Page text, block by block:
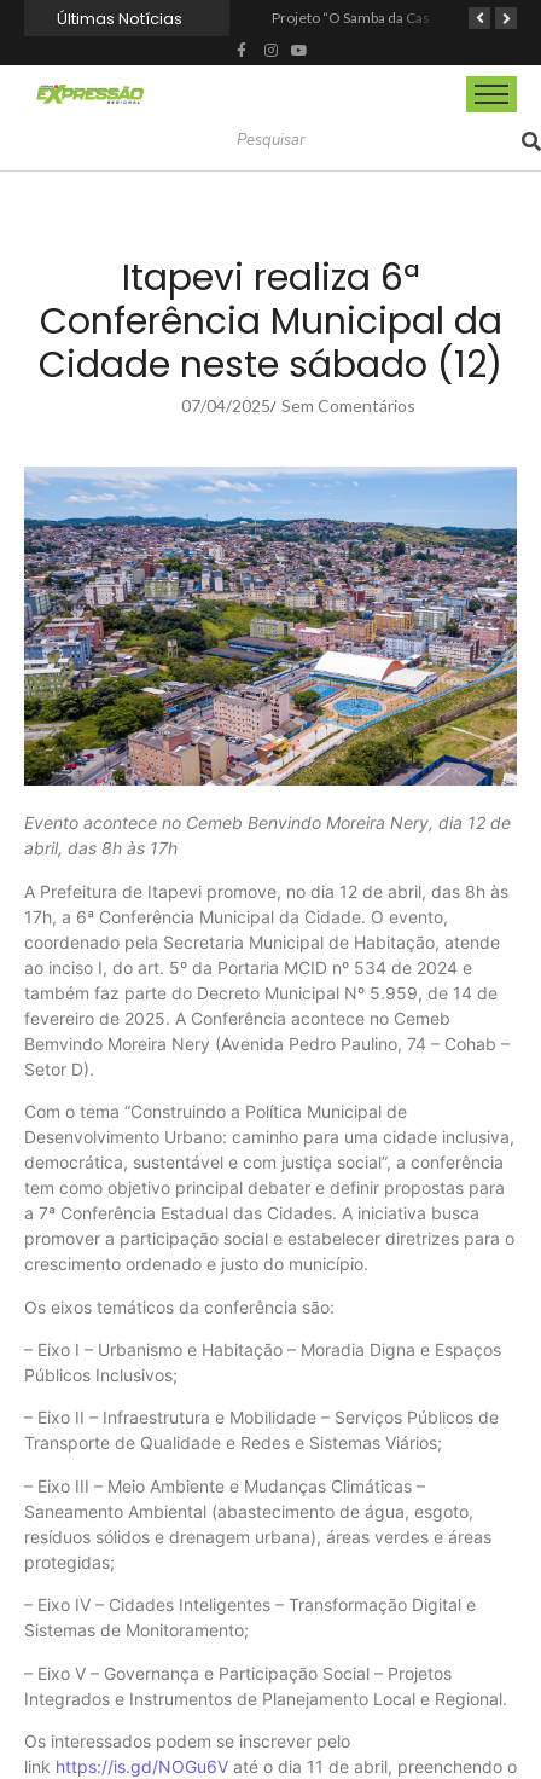
Últimas Notícias
Itapevi realiza 6ª
Conferência Municipal da
Cidade neste sábado (12)
07/04/2025/ Sem Comentários
Evento acontece no Cemeb Benvindo Moreira Nery, dia 12 de
abril, das 8h às 17h
A Prefeitura de Itapevi promove, no dia 12 de abril, das 8h às
17h, a 6ª Conferência Municipal da Cidade. O evento,
coordenado pela Secretaria Municipal de Habitação, atende
ao inciso I, do art. 5º da Portaria MCID nº 534 de 2024 e
também faz parte do Decreto Municipal Nº 5.959, de 14 de
fevereiro de 2025. A Conferência acontece no Cemeb
Bemvindo Moreira Nery (Avenida Pedro Paulino, 74 – Cohab –
Setor D).
Com o tema “Construindo a Política Municipal de
Desenvolvimento Urbano: caminho para uma cidade inclusiva,
democrática, sustentável e com justiça social”, a conferência
tem como objetivo principal debater e definir propostas para
a 7ª Conferência Estadual das Cidades. A iniciativa busca
promover a participação social e estabelecer diretrizes para o
crescimento ordenado e justo do município.
Os eixos temáticos da conferência são:
– Eixo I – Urbanismo e Habitação – Moradia Digna e Espaços
Públicos Inclusivos;
– Eixo II – Infraestrutura e Mobilidade – Serviços Públicos de
Transporte de Qualidade e Redes e Sistemas Viários;
– Eixo III – Meio Ambiente e Mudanças Climáticas –
Saneamento Ambiental (abastecimento de água, esgoto,
resíduos sólidos e drenagem urbana), áreas verdes e áreas
protegidas;
– Eixo IV – Cidades Inteligentes – Transformação Digital e
Sistemas de Monitoramento;
– Eixo V – Governança e Participação Social – Projetos
Integrados e Instrumentos de Planejamento Local e Regional.
Os interessados podem se inscrever pelo
link https://is.gd/NOGu6V até o dia 11 de abril, preenchendo o